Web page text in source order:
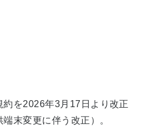
約を2026年3月17日より改正
末変更に伴う改正）。